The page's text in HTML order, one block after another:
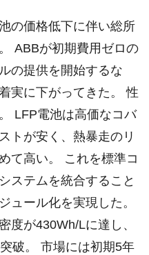
の価格低下に伴い総所
ABBが初期費用ゼロの
の提供を開始するな
実に下がってきた。 性
LFP電池は高価なコバ
トが安く、熱暴走のリ
て高い。 これを標準コ
ステムを統合すること
ュール化を実現した。
度が430Wh/Lに達し、
破。 市場には初期5年